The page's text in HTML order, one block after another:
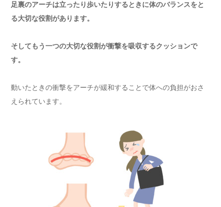
足裏のアーチは立ったり歩いたりするときに体のバランスをと
る大切な役割があります。
そしてもう一つの大切な役割が衝撃を吸収するクッションで
す。
動いたときの衝撃をアーチが緩和することで体への負担がおさ
えられています。